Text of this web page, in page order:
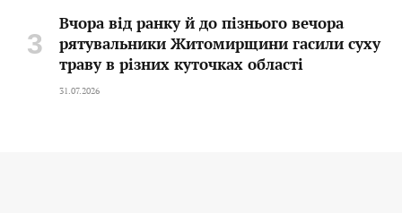
Вчора від ранку й до пізнього вечора
рятувальники Житомирщини гасили суху
траву в різних куточках області
31.07.2026